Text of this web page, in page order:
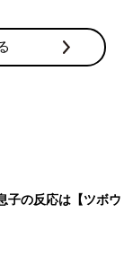
子の反応は【ツボウ